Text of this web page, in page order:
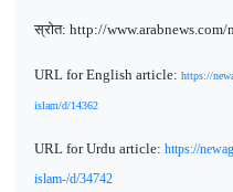
स्रोत: http://www.arabnews.com/
URL for English article: https://
islam/d/14362
URL for Urdu article: https://
islam-/d/34742